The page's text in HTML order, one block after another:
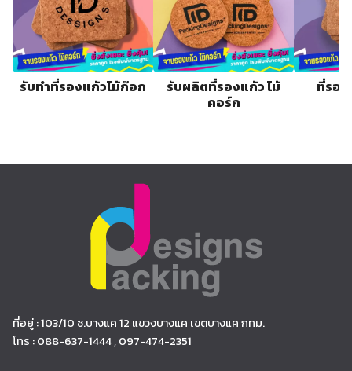
รับทำที่รองแก้วไม้ก๊อก
รับผลิตที่รองแก้ว ไม้
คอร์ก
ที่รอ
ที่อยู่ : 103/10 ซ.บางแค 12 แขวงบางแค เขตบางแค กทม.
โทร : 088-637-1444 , 097-474-2351